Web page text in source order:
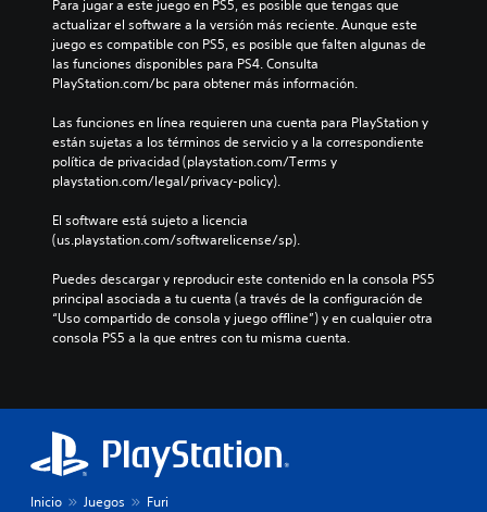
Para jugar a este juego en PS5, es posible que tengas que
actualizar el software a la versión más reciente. Aunque este
juego es compatible con PS5, es posible que falten algunas de
las funciones disponibles para PS4. Consulta
PlayStation.com/bc para obtener más información.
Las funciones en línea requieren una cuenta para PlayStation y
están sujetas a los términos de servicio y a la correspondiente
política de privacidad (playstation.com/Terms y
playstation.com/legal/privacy-policy).
El software está sujeto a licencia
(us.playstation.com/softwarelicense/sp).
Puedes descargar y reproducir este contenido en la consola PS5
principal asociada a tu cuenta (a través de la configuración de
“Uso compartido de consola y juego offline”) y en cualquier otra
consola PS5 a la que entres con tu misma cuenta.
Inicio Juegos Furi